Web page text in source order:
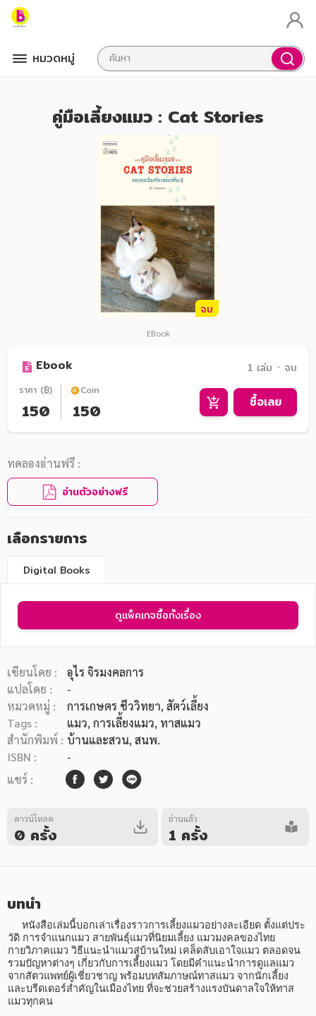
หมวดหมู่
หมวดหมู่หนังสือ
หมวดหมู่ยอดนิยม
หนังสือออกใหม่ หนังสือยอดนิยม หนังสือเช่า
หมวดหมู่หนังสือ
อาหาร สุขภาพ การแพทย์
ศิลปะ บันเทิง กีฬา ท่องเที่ยว
สังคม วัฒนธรรม การปกครอง ศาสนาและปรัชญา
คู่มือเลี้ยงแมว : Cat Stories
จบ
EBook
Ebook 1 เล่ม ᛫ จบ
ราคา (฿)
150
Coin
150 ซื้อเลย
ทดลองอ่านฟรี :
อ่านตัวอย่างฟรี
เลือกรายการ
Digital Books
ดูแพ็คเกจซื้อทั้งเรื่อง
เขียนโดย :
อุไร จิรมงคลการ
แปลโดย :
-
หมวดหมู่ :
การเกษตร ชีววิทยา, สัตว์เลี้ยง
Tags :
แมว, การเลี้ยงแมว, ทาสแมว
สำนักพิมพ์ : บ้านและสวน, สนพ.
ISBN :
-
แชร์ :
ดาวน์โหลด
0 ครั้ง
อ่านแล้ว
1 ครั้ง
บทนำ
วัดิ การจำแนกแมว สายพันธุ์แมวที่นิยมเลี้ยง แมวมงคลของไทย
กายวิภาคแมว วิธีแนะนำแมวสู่บ้านใหม่ เคล็ดลับเอาใจแมว ตลอดจน
รวมปัญหาต่างๆ เกี่ยวกับการเลี้ยงแมว โดยมีคำแนะนำการดูแลแมว
จากสัตวแพทย์ผู้เชี่ยวชาญ พร้อมบทสัมภาษณ์ทาสแมว จากนักเลี้ยง
และบรีดเดอร์สำคัญในเมืองไทย ที่จะช่วยสร้างแรงบันดาลใจให้ทาส
แมวทุกคน